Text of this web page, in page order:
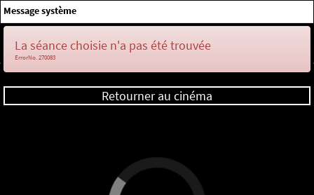
Message système
La séance choisie n'a pas été trouvée
ErrorNo. 270083
Retourner au cinéma